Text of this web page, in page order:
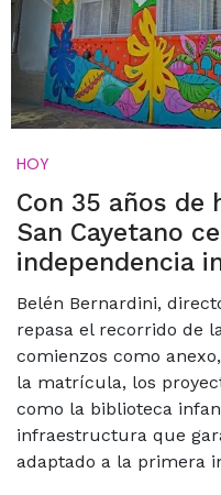
HOY
Con 35 años de
San Cayetano
independencia
Belén Bernardini,
repasa el recorrido de
comienzos como
la matrícula, los
como la biblioteca
infraestructura que
adaptado a la primera